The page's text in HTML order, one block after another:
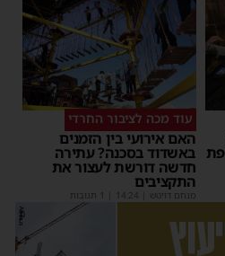
עוד מכה לציבור החרדי
האם אירועי בין הזמנים
באשדוד בסכנה? עתירה
חדשה דורשת לעצור את
התקציבים
מנחם דויטש |
14:24 | 1 תגובות